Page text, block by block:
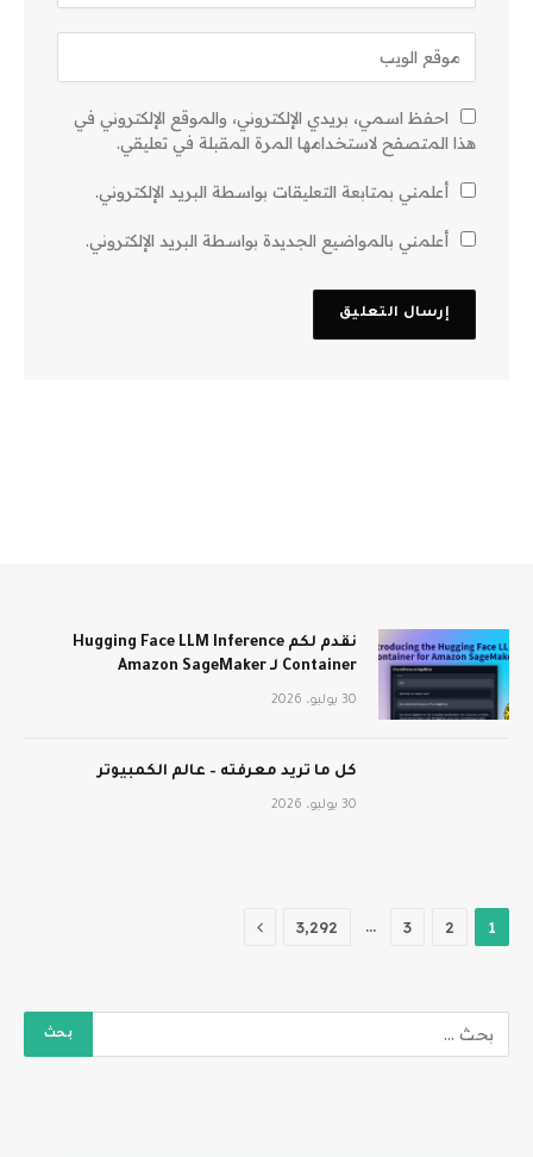
احفظ اسمي، بريدي الإلكتروني، والموقع الإلكتروني في
هذا المتصفح لاستخدامها المرة المقبلة في تعليقي.
أعلمني بمتابعة التعليقات بواسطة البريد الإلكتروني.
أعلمني بالمواضيع الجديدة بواسطة البريد الإلكتروني.
نقدم لكم Hugging Face LLM Inference
Container لـ Amazon SageMaker
30 يوليو، 2026
كل ما تريد معرفته – عالم الكمبيوتر
30 يوليو، 2026
1
2
3
… 3٬292 التالي